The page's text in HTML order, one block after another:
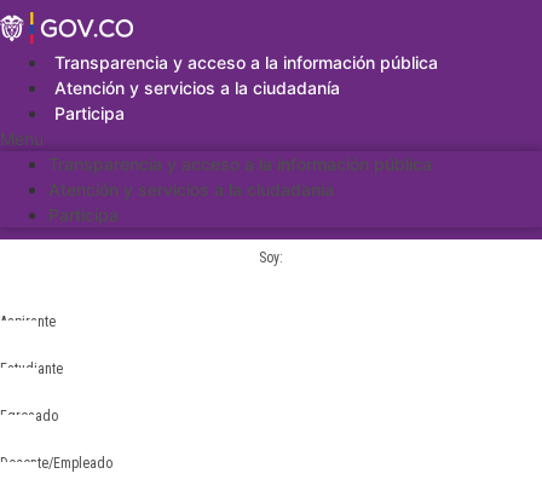
Saltar
al
contenidoTransparencia y acceso a la información pública
Atención y servicios a la ciudadanía
Participa
Menu
Transparencia y acceso a la información pública
Atención y servicios a la ciudadanía
Participa
Soy:
Aspirante
Estudiante
Egresado
Docente/Empleado